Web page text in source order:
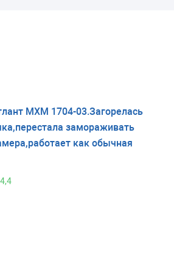
МХМ 1704-03.Загорелась
замораживать
как обычная
4,4